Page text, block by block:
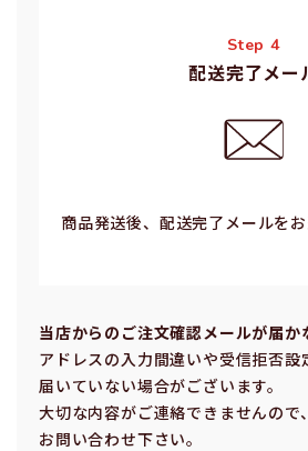
Step 4
配送完了メー
商品発送後、配送完了メールをお
当店からのご注⽂確認メールが届か
アドレスの⼊⼒間違いや受信拒否
届いていない場合がございます。
⼤切な内容がご連絡できませんので
お問い合わせ下さい。